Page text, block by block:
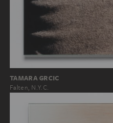
TAMARA GRCIC
Falten, N.Y.C.